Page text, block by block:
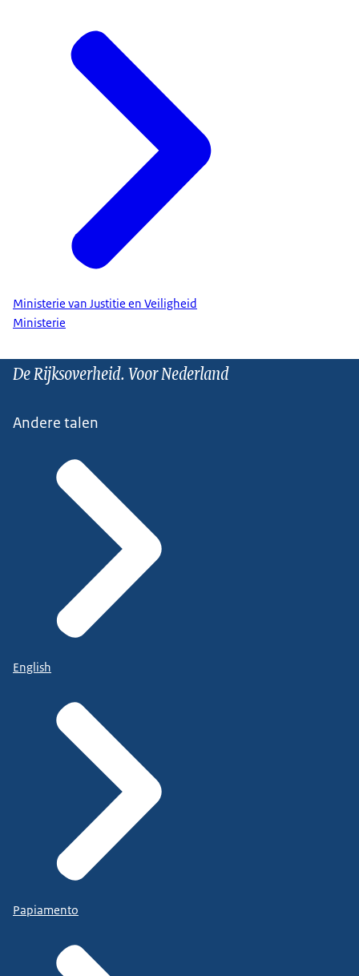
Ministerie van Justitie en Veiligheid
Ministerie
De Rijksoverheid. Voor Nederland
Andere talen
English
Papiamento